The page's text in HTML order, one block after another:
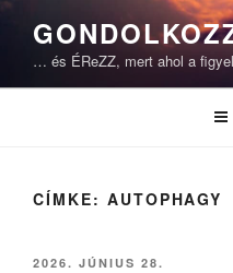
Tartalomhoz
… és ÉReZZ, mert ahol a
CÍMKE: AUTOPHAGY
BEKÜLDVE:
2026. JÚNIUS 28.